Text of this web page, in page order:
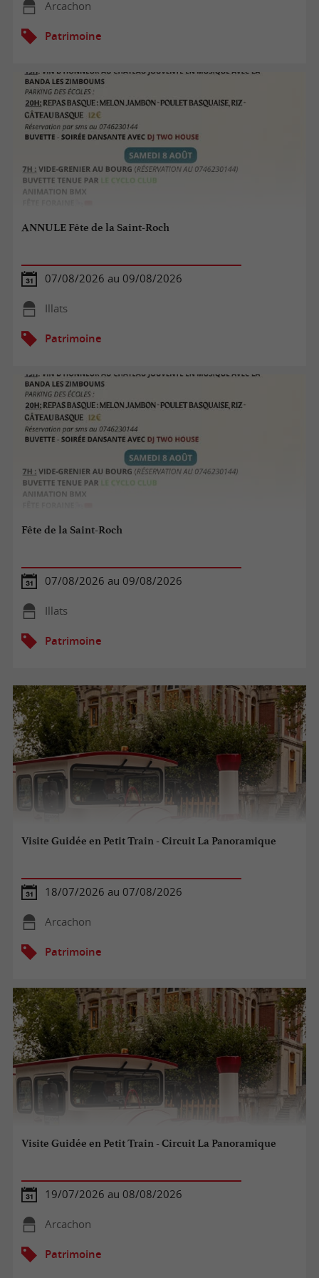
Arcachon
Patrimoine
ANNULE Fête de la Saint-Roch
07/08/2026 au 09/08/2026
Illats
Patrimoine
Fête de la Saint-Roch
07/08/2026 au 09/08/2026
Illats
Patrimoine
Visite Guidée en Petit Train - Circuit La Panoramique
18/07/2026 au 07/08/2026
Arcachon
Patrimoine
Visite Guidée en Petit Train - Circuit La Panoramique
19/07/2026 au 08/08/2026
Arcachon
Patrimoine